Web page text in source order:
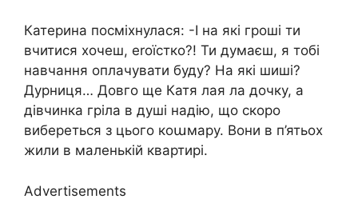
Катерина посміхнулася: -І на які гроші ти
вчитися хочеш, еrоїстко?! Ти думаєш, я тобі
навчання оплачувати буду? На які шиші?
Дурниця… Довго ще Катя лая ла дочку, а
дівчинка гріла в душі надію, що скоро
вибереться з цього коաмару. Вони в п’ятьох
жили в маленькій квартирі.
Advertisements